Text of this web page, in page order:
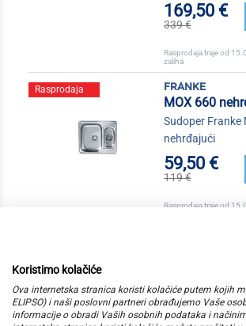
169,50 €
339 €
Rasprodaja traje od
zaliha
Rasprodaja
franke
MOX 660
Sudoper Franke
nehrđajući
59,50 €
119 €
Rasprodaja traje od
kategorije
Koristimo kolačiće
Ova internetska stranica koristi kolačiće putem kojih
ELIPSO) i naši poslovni partneri obrađujemo Vaše
informacije o obradi Vaših osobnih podataka i